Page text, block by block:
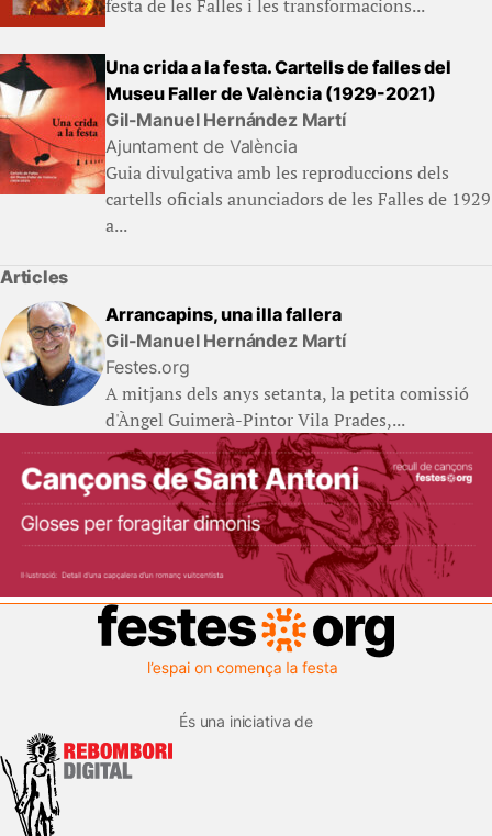
festa de les Falles i les transformacions...
Una crida a la festa. Cartells de falles del
Museu Faller de València (1929-2021)
Gil-Manuel Hernández Martí
Ajuntament de València
Guia divulgativa amb les reproduccions dels
cartells oficials anunciadors de les Falles de 1929
a...
Articles
Arrancapins, una illa fallera
Gil-Manuel Hernández Martí
Festes.org
A mitjans dels anys setanta, la petita comissió
d'Àngel Guimerà-Pintor Vila Prades,...
És una iniciativa de